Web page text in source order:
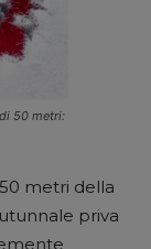
50 metri:
metri della
priva